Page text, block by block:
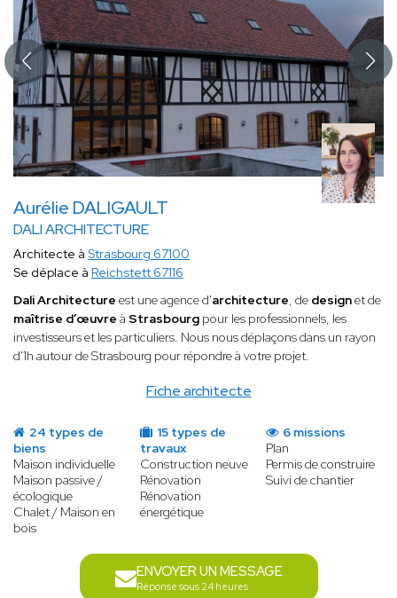
Aurélie DALIGAULT
DALI ARCHITECTURE
Fiche architecte
Architecte à Strasbourg 67100
Se déplace à Reichstett 67116
Dali Architecture est une agence d'architecture, de designet de
maîtrise d’œuvre à Strasbourg pour les professionnels, les
investisseurs et les particuliers. Nous nous déplaçons dans un rayon
d'1h autour de Strasbourg pour répondre à votre projet.
24 types de
biens
Maison individuelle
Maison passive /
écologique
Chalet / Maison en
bois
15 types de
travaux
Construction neuve
Rénovation
Rénovation
énergétique
6 missions
Plan
Permis de construire
Suivi de chantier
ENVOYER UN MESSAGE
Réponse sous 24 heures